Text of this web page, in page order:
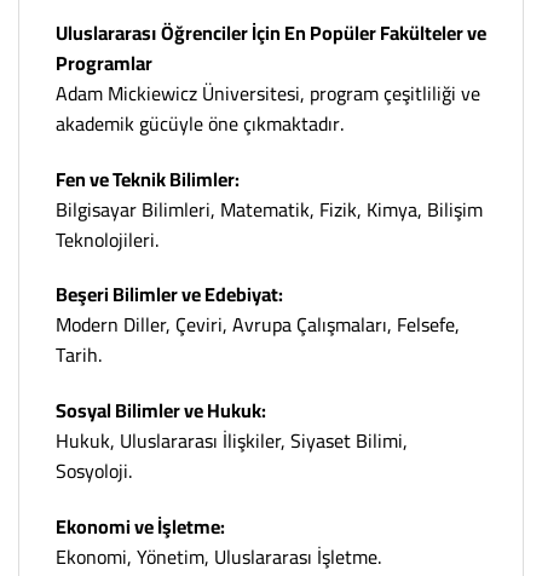
Uluslararası Öğrenciler İçin En Popüler Fakülteler ve
Programlar
Adam Mickiewicz Üniversitesi, program çeşitliliği ve
akademik gücüyle öne çıkmaktadır.
Fen ve Teknik Bilimler:
Bilgisayar Bilimleri, Matematik, Fizik, Kimya, Bilişim
Teknolojileri.
Beşeri Bilimler ve Edebiyat:
Modern Diller, Çeviri, Avrupa Çalışmaları, Felsefe,
Tarih.
Sosyal Bilimler ve Hukuk:
Hukuk, Uluslararası İlişkiler, Siyaset Bilimi,
Sosyoloji.
Ekonomi ve İşletme:
Ekonomi, Yönetim, Uluslararası İşletme.